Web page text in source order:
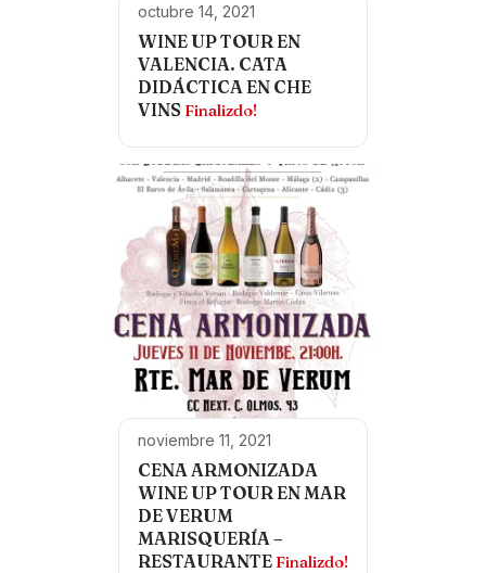
octubre 14, 2021
WINE UP TOUR EN
VALENCIA. CATA
DIDÁCTICA EN CHE
VINS Finalizdo!
noviembre 11, 2021
CENA ARMONIZADA
WINE UP TOUR EN MAR
DE VERUM
MARISQUERÍA –
RESTAURANTE Finalizdo!